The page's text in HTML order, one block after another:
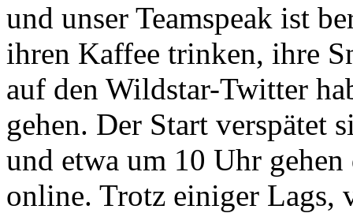
und unser Teamspeak ist
ihren Kaffee trinken, ihre
auf den Wildstar-Twitter
gehen. Der Start verspätet
und etwa um 10 Uhr
online. Trotz einiger Lags,